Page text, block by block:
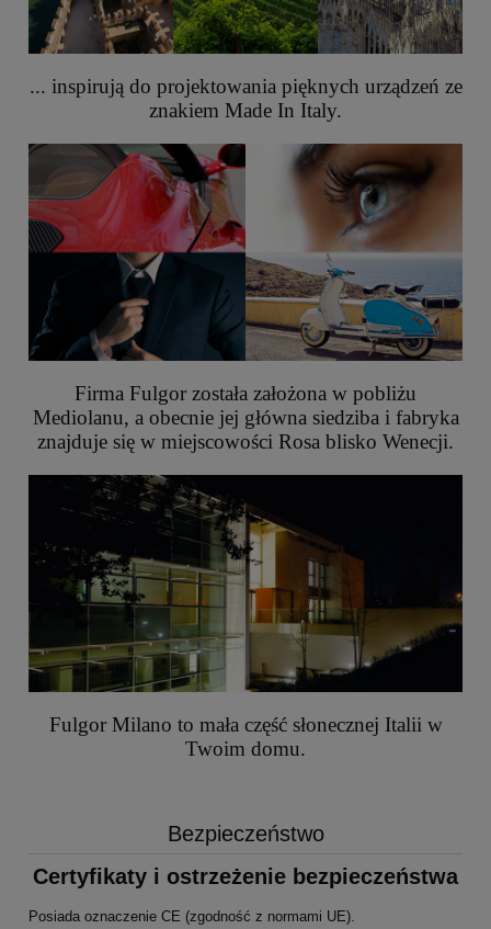
... inspirują do projektowania pięknych urządzeń ze
znakiem Made In Italy.
Firma Fulgor została założona w pobliżu
Mediolanu, a obecnie jej główna siedziba i fabryka
znajduje się w miejscowości Rosa blisko Wenecji.
Fulgor Milano to mała część słonecznej Italii w
Twoim domu.
Bezpieczeństwo
Certyfikaty i ostrzeżenie bezpieczeństwa
Posiada oznaczenie CE (zgodność z normami UE).